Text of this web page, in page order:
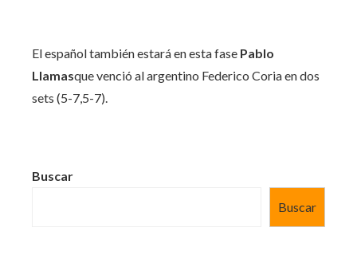
El español también estará en esta fase Pablo
Llamasque venció al argentino Federico Coria en dos
sets (5-7,5-7).
Buscar
Buscar